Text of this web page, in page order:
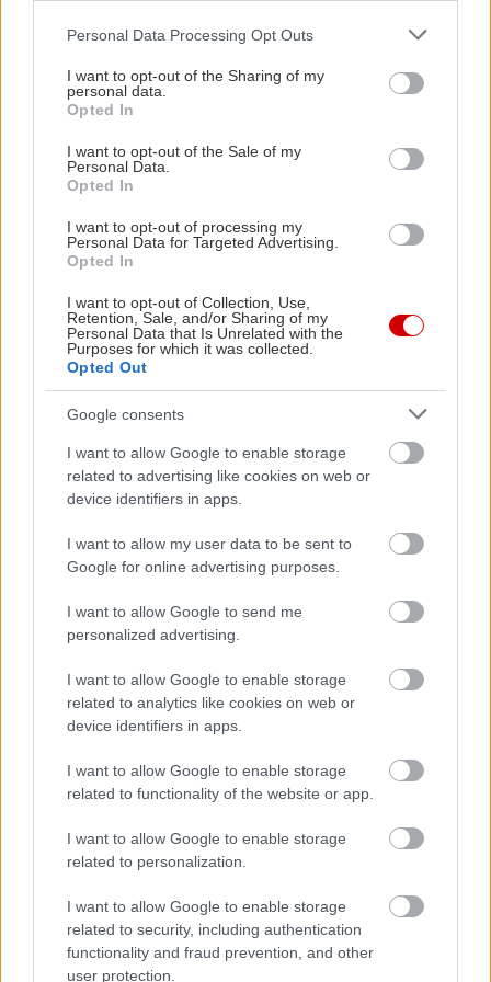
Please note that this website/app uses one or more Google
not limited to your visit or usage behaviour. You may click to
grant or deny consent to Google and its third-party tags to
use your data for below specified purposes in below Google
consent section.
Personal Data Processing Opt Outs
I want to opt-out of the Sharing of my
personal data.
Opted In
I want to opt-out of the Sale of my
Personal Data.
Opted In
I want to opt-out of processing my
Personal Data for Targeted Advertising.
Opted In
I want to opt-out of Collection, Use,
Retention, Sale, and/or Sharing of my
Personal Data that Is Unrelated with the
Purposes for which it was collected.
Opted Out
Google consents
I want to allow Google to enable storage
related to advertising like cookies on web or
device identifiers in apps.
I want to allow my user data to be sent to
Google for online advertising purposes.
I want to allow Google to send me
personalized advertising.
I want to allow Google to enable storage
related to analytics like cookies on web or
device identifiers in apps.
I want to allow Google to enable storage
related to functionality of the website or app.
I want to allow Google to enable storage
related to personalization.
I want to allow Google to enable storage
related to security, including authentication
functionality and fraud prevention, and other
user protection.
πόδια μου). Πού αλλού να πάω;
Προειδοποιήσαμε, δεν θα τα δείτε όλα σε μία
μέρα. Δεν φεύγουμε, όμως, ακόμα. Τουλάχιστον
όχι πριν ανέβουμε στον επάνω όροφο, όπου
βρίσκονται οι Πυγμάχοι, μαζί με όλα τα άλλα
ευρήματα από τα πολυώροφα (!) σπίτια της
αρχαίας Σαντορίνης. Οι Πυγμάχοι ήταν
εκπληκτικά πολύχρωμη «Άνοιξη» σχεδόν δίπλα
τους, η μοναδική τοιχογραφία που έχουμε βρει
ολόκληρη και η οποία απλωνόταν σε τρεις
είναι μεγάλο κρίμα να μην ρίξετε μια (έστω
γρήγορη) ματιά στηνΚυπριακή Συλλογή
έργα τέχνης από το 2500 π.Χ. ως την ρωμαϊκή
περίοδο. Εκτός, βέβαια, εάν προτιμάτε να κατέβετε
κάτω και να μάθετε να ξεχωρίζετε τον Άνουβι